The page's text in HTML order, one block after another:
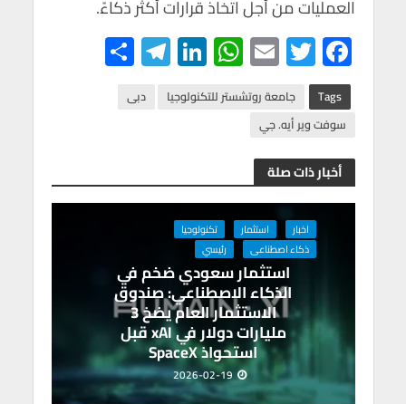
العمليات من أجل اتخاذ قرارات أكثر ذكاءً.
F
ac
e
b
o
o
k
T
wi
tt
er
E
m
ail
W
h
at
p
p
Li
n
ke
Te
le
gr Tags جامعة روتشستر للتكنولوجيا
دبى
سوفت وير أيه. جي
أخبار ذات صلة
اخبار استثمار
تكنولوجيا
ذكاء اصطناعى
رئيسي
استثمار سعودي ضخم في
الذكاء الاصطناعي: صندوق
الاستثمار العام يضخ 3
مليارات دولار في xAI قبل
استحواذ SpaceX
2026-02-19